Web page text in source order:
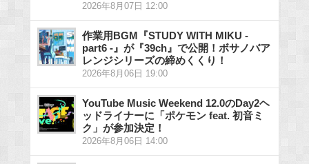
2026年8月07日 12:00
作業用BGM『STUDY WITH MIKU -
part6 -』が『39ch』で公開！ボサノバア
レンジシリーズの締めくくり！
2026年8月06日 19:00
YouTube Music Weekend 12.0のDay2ヘ
ッドライナーに「ポケモン feat. 初音ミ
ク」が参加決定！
2026年8月06日 14:00